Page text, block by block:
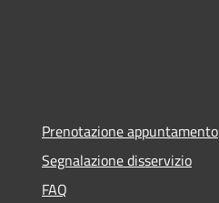
Prenotazione appuntamento
Segnalazione disservizio
FAQ